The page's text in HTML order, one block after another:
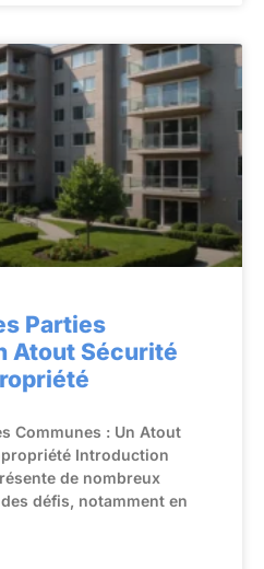
Parties
Atout Sécurité
Communes : Un Atout
Introduction
de nombreux
défis, notamment en